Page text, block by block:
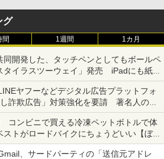
グ
間 1週間 1カ月
同開発した、タッチペンとしてもボールペ
タイラスツーウェイ」発売 iPadにも紙に
込める
ヤフーなどデジタル広告プラットフォ
詐欺広告」対策強化を要請 著名人の写
詐欺などへの対策として
コンビニで買える冷凍ペットボトルで体
トがロードバイクにちょうどいい【ぼっ
14】【空いた時間でなにしてる？】
、サードパーティの「送信元アドレ